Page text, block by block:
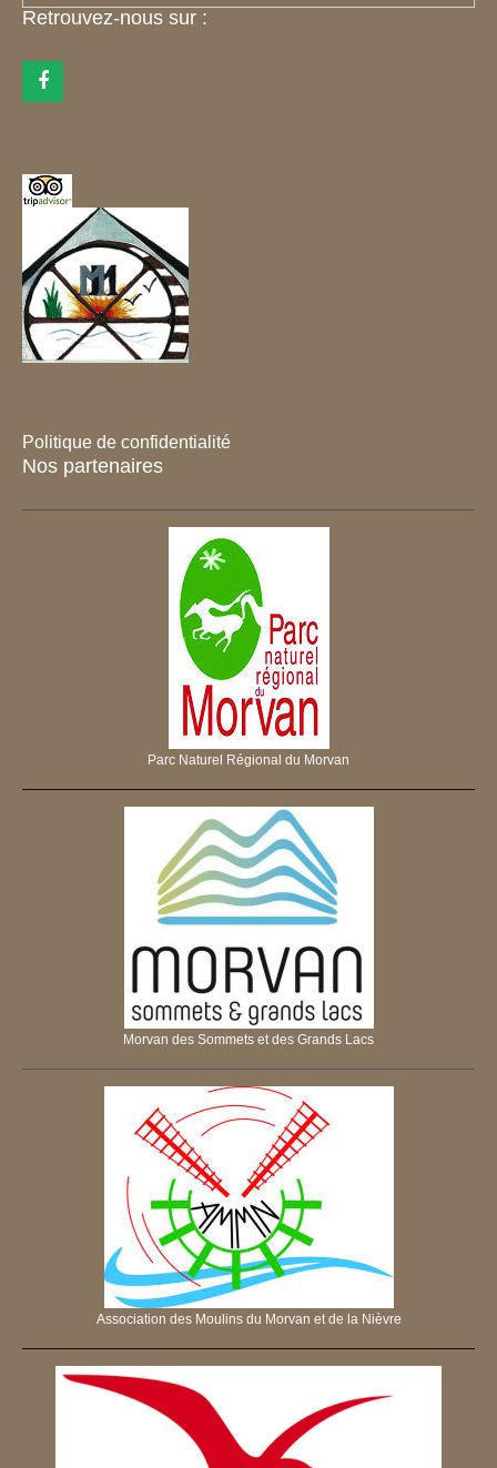
Retrouvez-nous sur :
Politique de confidentialité
Nos partenaires
Parc Naturel Régional du Morvan
Morvan des Sommets et des Grands Lacs
Association des Moulins du Morvan et de la Nièvre